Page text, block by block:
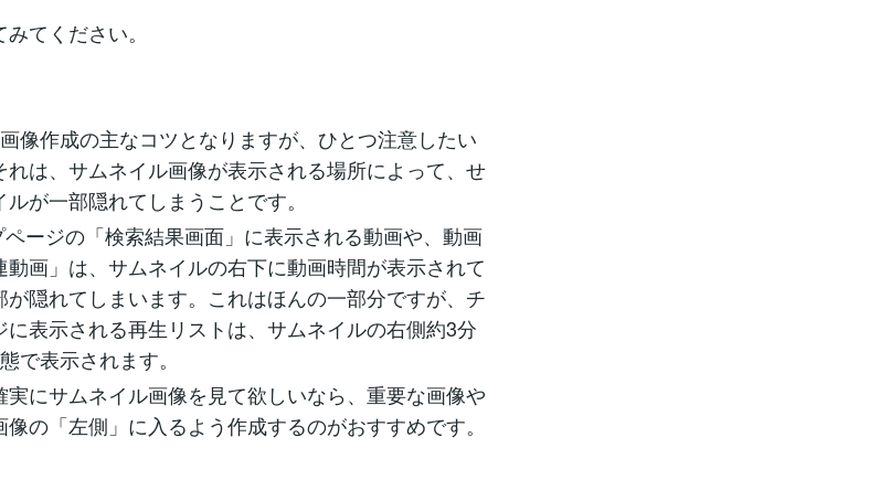
てください。
像作成の主なコツとなりますが、ひとつ注意したい
は、サムネイル画像が表示される場所によって、せ
が一部隠れてしまうことです。
ージの「検索結果画面」に表示される動画や、動画
画」は、サムネイルの右下に動画時間が表示されて
隠れてしまいます。これはほんの一部分ですが、チ
表示される再生リストは、サムネイルの右側約3分
で表示されます。
にサムネイル画像を見て欲しいなら、重要な画像や
の「左側」に入るよう作成するのがおすすめです。